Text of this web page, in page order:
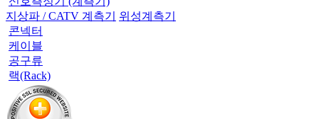
지상파 / CATV 계측기
위성계측기
콘넥터
케이블
공구류
랙(Rack)